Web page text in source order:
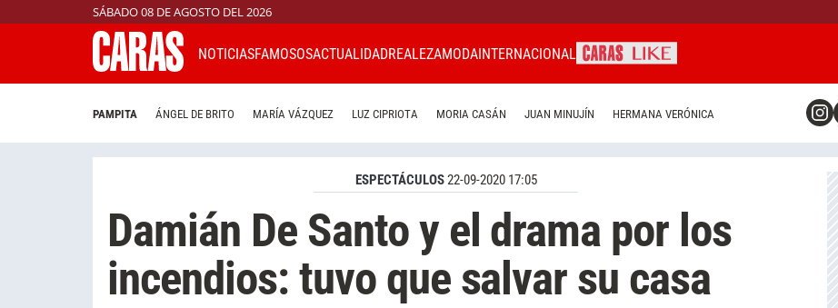
SÁBADO 08 DE AGOSTO DEL 2026
NOTICIASFAMOSOSACTUALIDADREALEZAMODAINTERNACIONAL
PAMPITA ÁNGEL DE BRITO MARÍA VÁZQUEZ LUZ CIPRIOTA MORIA CASÁN JUAN MINUJÍN HERMANA VERÓNICA
ESPECTÁCULOS22-09-2020 17:05
Damián De Santo y el drama por los
incendios: tuvo que salvar su casa